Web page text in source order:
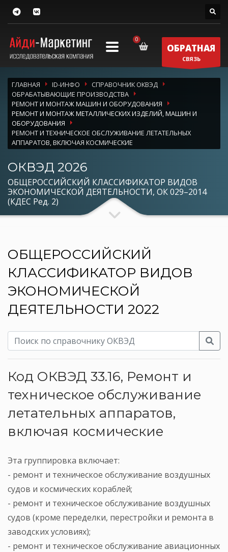
ОБРАТНАЯ
СВЯЗЬ
ГЛАВНАЯ ID-ИНФО
СПРАВОЧНИК ОКВЭД
ОБРАБАТЫВАЮЩИЕ ПРОИЗВОДСТВА
РЕМОНТ И МОНТАЖ МАШИН И ОБОРУДОВАНИЯ
РЕМОНТ И МОНТАЖ МЕТАЛЛИЧЕСКИХ ИЗДЕЛИЙ, МАШИН И
ОБОРУДОВАНИЯ
РЕМОНТ И ТЕХНИЧЕСКОЕ ОБСЛУЖИВАНИЕ ЛЕТАТЕЛЬНЫХ
АППАРАТОВ, ВКЛЮЧАЯ КОСМИЧЕСКИЕ
ОКВЭД 2026
ОБЩЕРОССИЙСКИЙ КЛАССИФИКАТОР ВИДОВ
ЭКОНОМИЧЕСКОЙ ДЕЯТЕЛЬНОСТИ, ОК 029–2014
(КДЕС Ред. 2)
ОБЩЕРОССИЙСКИЙ
КЛАССИФИКАТОР ВИДОВ
ЭКОНОМИЧЕСКОЙ
ДЕЯТЕЛЬНОСТИ 2022
Код ОКВЭД 33.16, Ремонт и
техническое обслуживание
летательных аппаратов,
включая космические
Эта группировка включает:
- ремонт и техническое обслуживание воздушных
судов и космических кораблей;
- ремонт и техническое обслуживание воздушных
судов (кроме переделки, перестройки и ремонта в
заводских условиях);
- ремонт и техническое обслуживание авиационных